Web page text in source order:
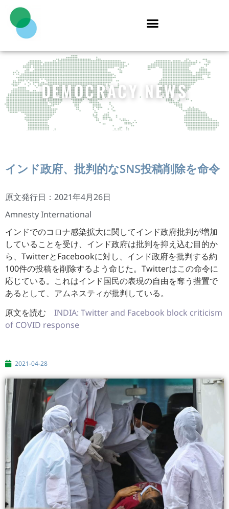
DEMOCRACY NEWS
インド政府、批判的なSNS投稿削除を命令
原文発行日：2021年4月26日
Amnesty International
インドでのコロナ感染拡大に関してインド政府批判が増加
していることを受け、インド政府は批判を抑え込む目的か
ら、 TwitterとFacebookに対し、 インド政府を批判する約
100件の投稿を削除するよう命じた。 Twitterはこの命令に
応じている。 これはインド国民の表現の自由を奪う措置で
あるとして、 アムネスティが批判している。
原文を読む INDIA: Twitter and Facebook block criticism
of COVID response
2021-04-28